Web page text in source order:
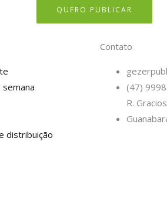
QUERO PUBLICAR
semana
distribuição
Contato
(47)
R.